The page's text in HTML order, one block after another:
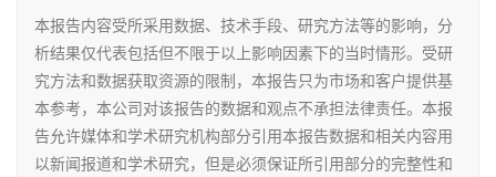
本报告内容受所采用数据、技术手段、研究方法等的影响，分
析结果仅代表包括但不限于以上影响因素下的当时情形。受研
究方法和数据获取资源的限制，本报告只为市场和客户提供基
本参考，本公司对该报告的数据和观点不承担法律责任。本报
告允许媒体和学术研究机构部分引用本报告数据和相关内容用
以新闻报道和学术研究，但是必须保证所引用部分的完整性和